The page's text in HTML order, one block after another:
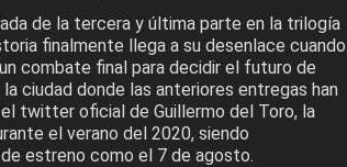
de la tercera y última parte en la trilogía
finalmente llega a su desenlace cuando
combate final para decidir el futuro de
ciudad donde las anteriores entregas han
twitter oficial de Guillermo del Toro, la
el verano del 2020, siendo
estreno como el 7 de agosto.